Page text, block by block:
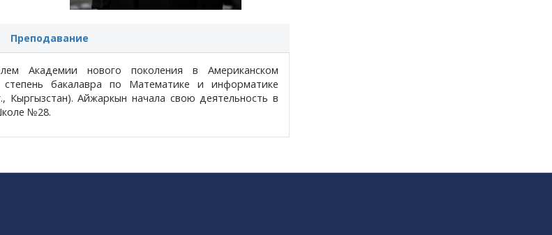
Преподавание
Академии нового поколения в Американском
бакалавра по Математике и информатике
Кыргызстан).Айжаркын начала свою деятельность в
№28.